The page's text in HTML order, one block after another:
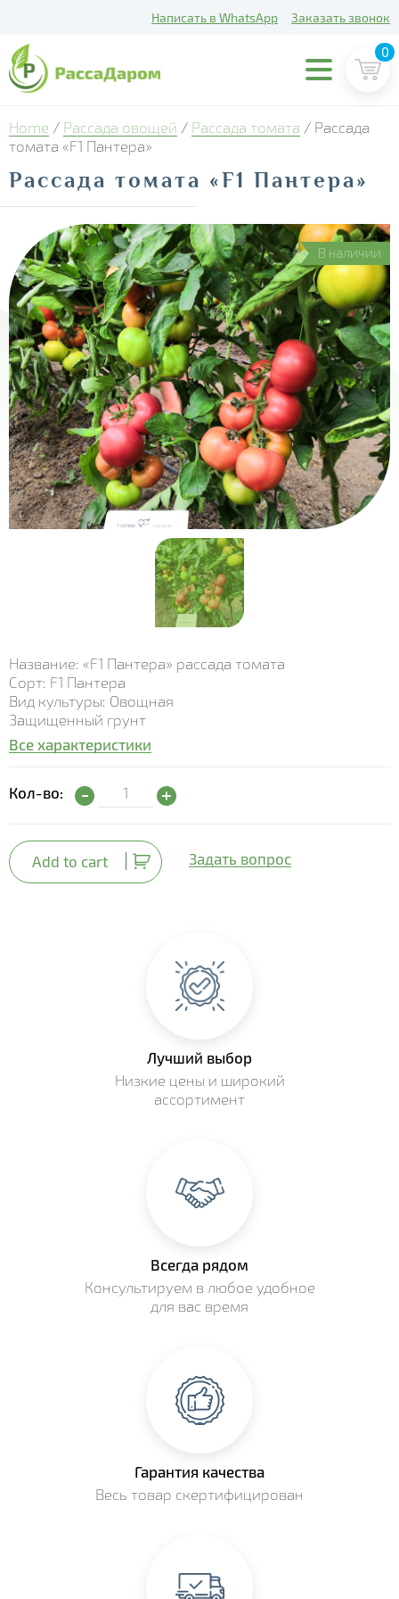
Написать в WhatsApp Заказать звонок
0
Home / Рассада овощей / Рассада томата / Рассада
томата «F1 Пантера»
Рассада томата «F1 Пантера»
В наличии
Название: «F1 Пантера» рассада томата
Сорт: F1 Пантера
Вид культуры: Овощная
Защищенный грунт
Все характеристики
Кол-во: Рассада томата "F1 Пантера" quantity
Add to cart Задать вопрос
Лучший выбор
Низкие цены и широкий
ассортимент
Всегда рядом
Консультируем в любое удобное
для вас время
Гарантия качества
Весь товар скертифицирован